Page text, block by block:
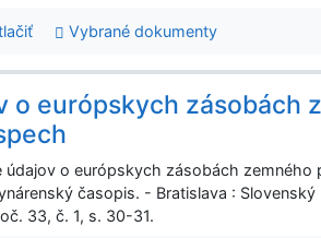
Vybrané dokumenty
o európskych zásobách
údajov o európskych zásobách zemného
časopis. - Bratislava :
33, č. 1, s. 30-31.